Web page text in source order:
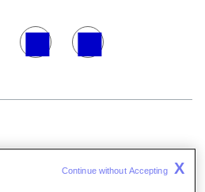
Continue without Accepting X